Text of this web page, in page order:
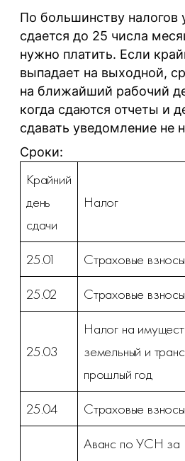
По большинству налогов
сдается до 25 числа
нужно платить. Если
выпадает на выходной,
на ближайший рабочий
когда сдаются отчеты и
сдавать уведомление не
Сроки:
Крайний
день
сдачи
Налог
25.01
Страховые
25.02
Страховые
25.03
Налог на
земельный и
прошлый год
25.04
Страховые
Аванс по УСН за